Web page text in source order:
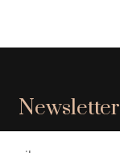
Newsletter